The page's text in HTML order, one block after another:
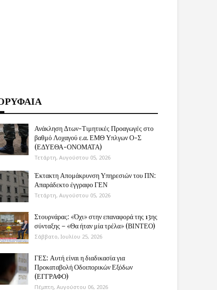
Ανάκληση Δτων-Τιμητικές Προαγωγές στο
βαθμό Λοχαγού ε.α. ΕΜΘ Υπλγων Ο-Σ
(ΕΔΥΕΘΑ-ΟΝΟΜΑΤΑ)
Τετάρτη, Αυγούστου 05, 2026
Έκτακτη Απομάκρυνση Υπηρεσιών του ΠΝ:
Απαράδεκτο έγγραφο ΓΕΝ
Τετάρτη, Αυγούστου 05, 2026
Στουρνάρας: «Όχι» στην επαναφορά της 13ης
σύνταξης – «Θα ήταν μία τρέλα» (ΒΙΝΤΕΟ)
Σάββατο, Ιουλίου 25, 2026
ΓΕΣ: Αυτή είναι η διαδικασία για
Προκαταβολή Οδοιπορικών Εξόδων
(ΕΓΓΡΑΦΟ)
Πέμπτη, Αυγούστου 06, 2026